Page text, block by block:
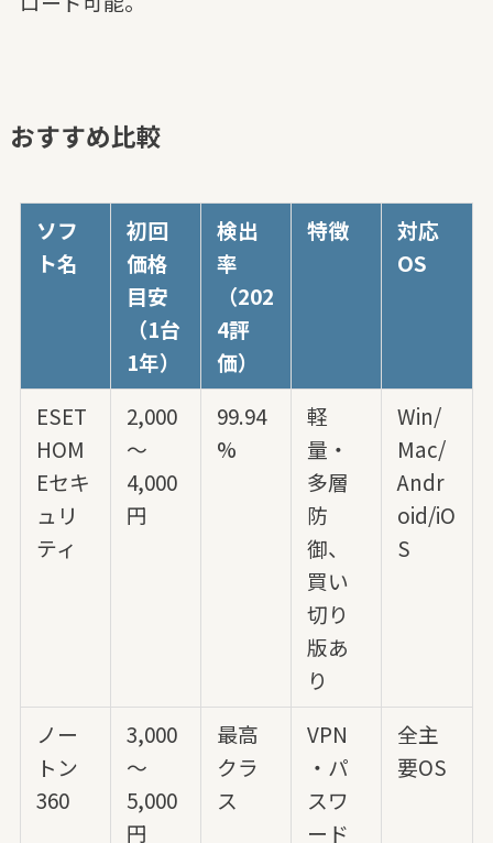
おすすめ比較
ソフ
ト名
初回
価格
目安
（1台
1年）
検出
率
（202
4評
価）
特徴
対応
OS
ESET
HOM
Eセキ
ュリ
ティ
2,000
～
4,000
円
99.94
%
軽
量・
多層
防
御、
買い
切り
版あ
り
Win/
Mac/
Andr
oid/iO
S
ノー
トン
360
3,000
～
5,000
円
最高
クラ
ス
VPN
・パ
スワ
ード
全主
要OS